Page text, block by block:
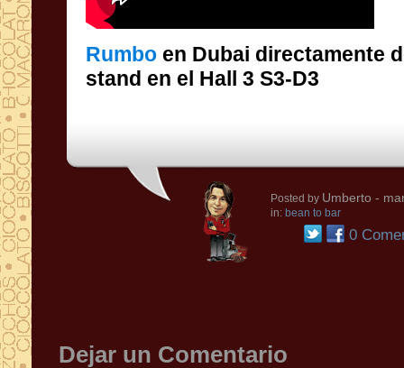
Rumbo en Dubai directamente
stand en el Hall 3 S3-D3
Posted by Umberto -
in: bean to bar
0
Dejar un Comentario